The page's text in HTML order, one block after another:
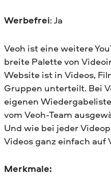
Werbefrei: Ja
Veoh ist eine weitere
breite Palette von
Website ist in Videos,
Gruppen unterteilt. Bei
eigenen
vom Veoh-Team
Und wie bei jeder
Videos ganz einfach auf
Merkmale: